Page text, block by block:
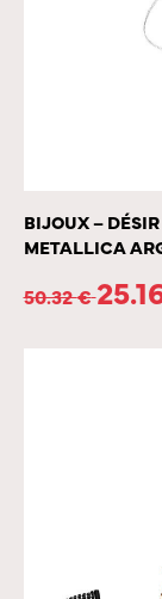
BIJOUX –
METALLICA
50.32€